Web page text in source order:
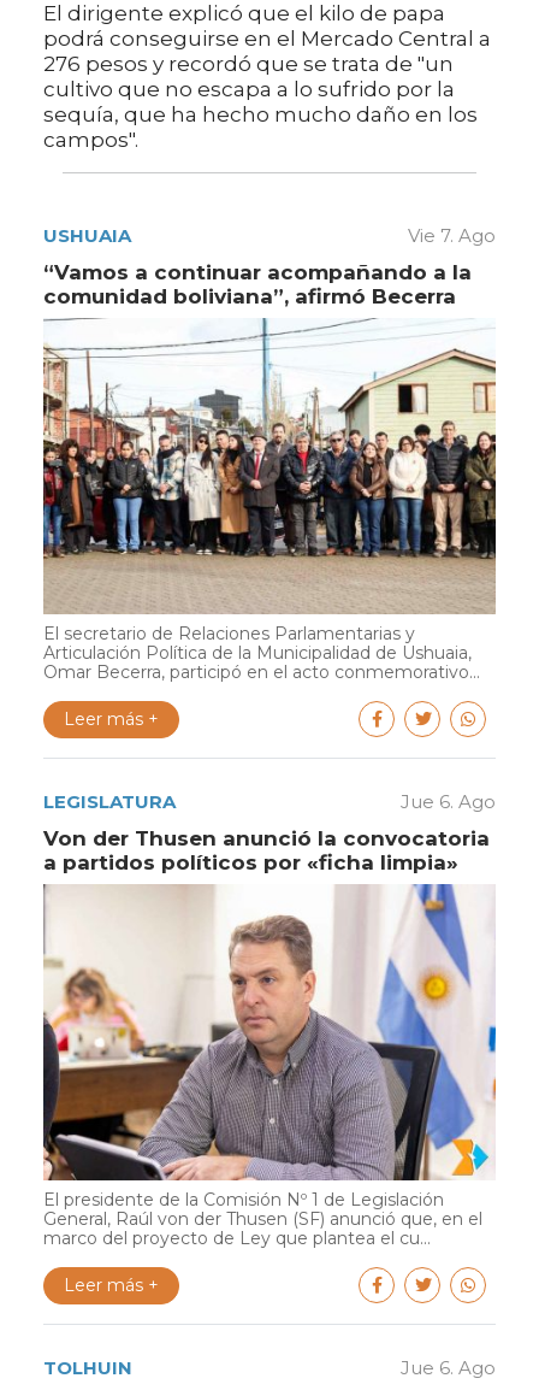
El dirigente explicó que el kilo de papa
podrá conseguirse en el Mercado Central a
276 pesos y recordó que se trata de "un
cultivo que no escapa a lo sufrido por la
sequía, que ha hecho mucho daño en los
campos".
USHUAIA Vie 7. Ago
“Vamos a continuar acompañando a la
comunidad boliviana”, afirmó Becerra
El secretario de Relaciones Parlamentarias y
Articulación Política de la Municipalidad de Ushuaia,
Omar Becerra, participó en el acto conmemorativo...
Leer más +
LEGISLATURA Jue 6. Ago
Von der Thusen anunció la convocatoria
a partidos políticos por «ficha limpia»
El presidente de la Comisión Nº 1 de Legislación
General, Raúl von der Thusen (SF) anunció que, en el
marco del proyecto de Ley que plantea el cu...
Leer más +
TOLHUIN Jue 6. Ago